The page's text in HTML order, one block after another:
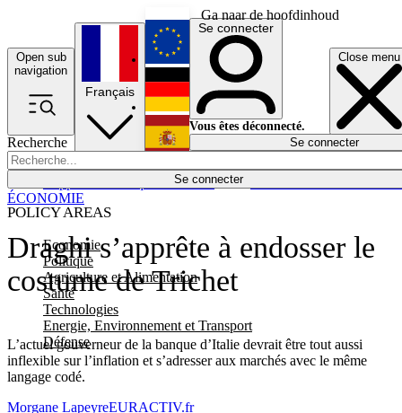
Ga naar de hoofdinhoud
Open sub
navigation
Close menu
Recherche
Se connecter
POLICY AREAS
Economie
Politique
Agriculture et Alimentation
Santé
Technologies
Energie, Environnement et Transport
Défense
Économie
Français
English
Deutsch
Español
Se connecter
Vous êtes déconnecté.
Se connecter
Draghi s’apprête à endosser le
costume de Trichet
L’actuel gouverneur de la banque d’Italie devrait être tout aussi
inflexible sur l’inflation et s’adresser aux marchés avec le même
langage codé.
ÉCONOMIE
Morgane LapeyreEURACTIV.fr